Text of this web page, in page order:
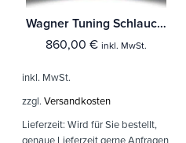
Wagner Tuning Schlauch-Kit EVO3 BMW E-Reihe 335d
860,00 € inkl. MwSt.
inkl. MwSt.
zzgl. Versandkosten
Lieferzeit: Wird für Sie bestellt,